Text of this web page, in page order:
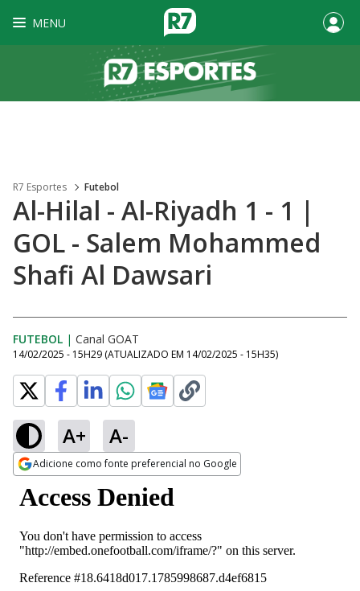
MENU
R7 Esportes Futebol
Al-Hilal - Al-Riyadh 1 - 1 |
GOL - Salem Mohammed
Shafi Al Dawsari
FUTEBOL | Canal GOAT
14/02/2025 - 15H29 (ATUALIZADO EM 14/02/2025 - 15H35)
A+ A-
Adicione como fonte preferencial no Google
Opens in new window